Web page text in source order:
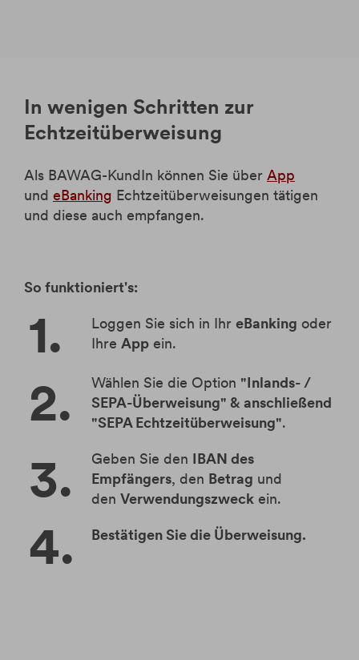
In wenigen Schritten zur
Echtzeitüberweisung
Als BAWAG-KundIn können Sie über App
und eBanking Echtzeitüberweisungen tätigen
und diese auch empfangen.
So funktioniert's:
Loggen Sie sich in Ihr eBanking oder
Ihre App ein.
Wählen Sie die Option "Inlands- /
SEPA-Überweisung" & anschließend
"SEPA Echtzeitüberweisung".
Geben Sie den IBAN des
Empfängers, den Betrag und
den Verwendungszweck ein.
Bestätigen Sie die Überweisung.